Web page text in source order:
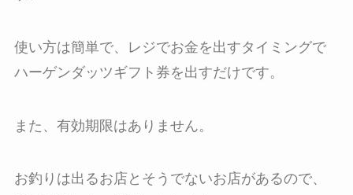
使い方は簡単で、レジでお金を出すタイミングで
ハーゲンダッツギフト券を出すだけです。
また、有効期限はありません。
お釣りは出るお店とそうでないお店があるので、